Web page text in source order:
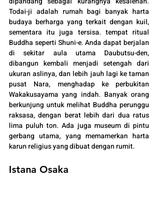
Todai-ji adalah rumah bagi banyak harta
budaya berharga yang terkait dengan kuil,
sementara itu juga tersisa. tempat ritual
Buddha seperti Shuni-e. Anda dapat berjalan
di sekitar aula utama Daubutsu-den,
dibangun kembali menjadi setengah dari
ukuran aslinya, dan lebih jauh lagi ke taman
pusat Nara, menghadap ke perbukitan
Wakakusayama yang indah. Banyak orang
berkunjung untuk melihat Buddha perunggu
raksasa, dengan berat lebih dari dua ratus
lima puluh ton. Ada juga museum di pintu
gerbang utama, yang memamerkan harta
karun religius yang dibuat dengan rumit.
Istana Osaka